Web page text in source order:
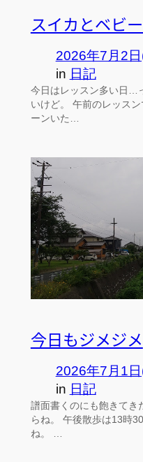
スイカとベビ
2026年7月2
in 日記
今日はレッスン多い日…
いけど。 午前のレッス
ーンいた…
今日もジメジメ
2026年7月1
in 日記
譜面書くのにも飽きてき
らね。 午後散歩は13時
ね。 …